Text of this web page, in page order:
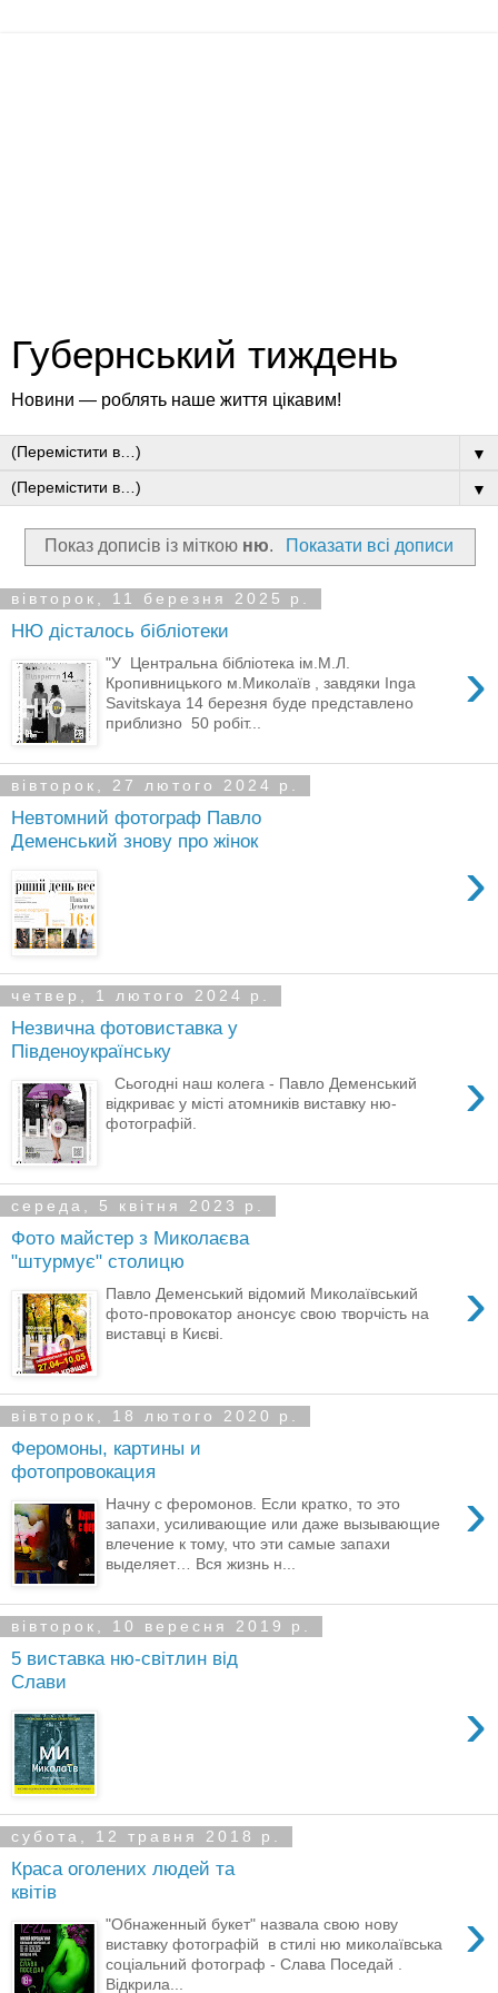
Губернський тиждень
Новини — роблять наше життя цікавим!
▼
▼
Показ дописів із міткою ню. Показати всі дописи
вівторок, 11 березня 2025 р.
НЮ дісталось бібліотеки
›
"У Центральна бібліотека ім.М.Л.
Кропивницького м.Миколаїв , завдяки Inga
Savitskaya 14 березня буде представлено
приблизно 50 робіт...
вівторок, 27 лютого 2024 р.
Невтомний фотограф Павло
Деменський знову про жінок
›
четвер, 1 лютого 2024 р.
Незвична фотовиставка у
Південоукраїнську
›
Сьогодні наш колега - Павло Деменський
відкриває у місті атомників виставку ню-
фотографій.
середа, 5 квітня 2023 р.
Фото майстер з Миколаєва
"штурмує" столицю
›
Павло Деменський відомий Миколаївський
фото-провокатор анонсує свою творчість на
виставці в Києві.
вівторок, 18 лютого 2020 р.
Феромоны, картины и
фотопровокация
›
Начну с феромонов. Если кратко, то это
запахи, усиливающие или даже вызывающие
влечение к тому, что эти самые запахи
выделяет… Вся жизнь н...
вівторок, 10 вересня 2019 р.
5 виставка ню-світлин від
Слави
›
субота, 12 травня 2018 р.
Краса оголених людей та
квітів
›
"Обнаженный букет" назвала свою нову
виставку фотографій в стилі ню миколаївська
соціальний фотограф - Слава Поседай .
Відкрила...